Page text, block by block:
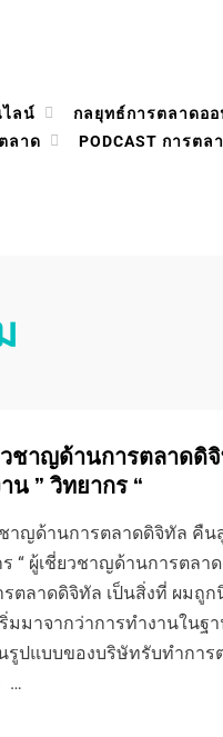
ลน์ กลยุทธ์การตลาดอ
ลาด PODCAST การต
ชาญด้านการตลาดดิ
น ” วิทยากร “
าญด้านการตลาดดิจิทัล คืน
ร “ ผู้เชี่ยวชาญด้านการต
รตลาดดิจิทัล เป็นสิ่งที่ ผมถู
ริ่มมาจากว่าการทำงานในฐ
รูปแบบของบริษัทรับทำกา
…